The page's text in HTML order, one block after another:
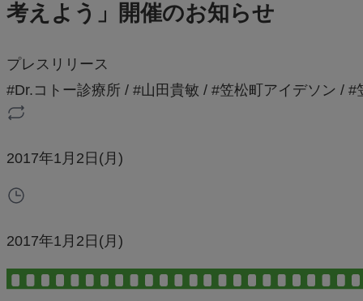
考えよう」開催のお知らせ
プレスリリース
#Dr.コトー診療所 / #山田貴敏 / #笠松町アイデソン / #
2017年1月2日(月)
2017年1月2日(月)